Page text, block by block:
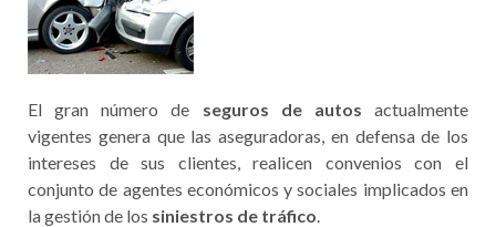
El gran número de seguros de autos actualmente
vigentes genera que las aseguradoras, en defensa de los
intereses de sus clientes, realicen convenios con el
conjunto de agentes económicos y sociales implicados en
la gestión de los siniestros de tráfico.